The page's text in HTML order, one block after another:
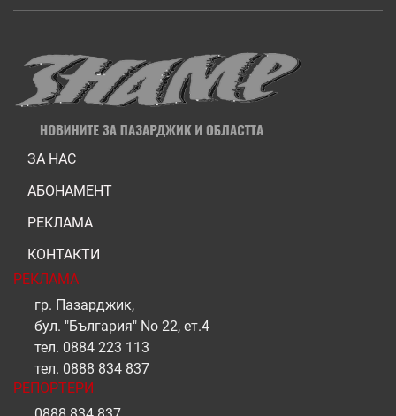
ЗА НАС
АБОНАМЕНТ
РЕКЛАМА
КОНТАКТИ
РЕКЛАМА
гр. Пазарджик,
бул. "България" No 22, ет.4
тел. 0884 223 113
тел. 0888 834 837
РЕПОРТЕРИ